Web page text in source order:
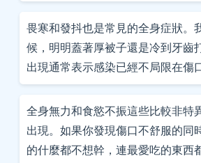
畏寒和發抖也是常見的全身症狀。
候，明明蓋著厚被子還是冷到牙齒
出現通常表示感染已經不局限在傷
全身無力和食慾不振這些比較非特
出現。如果你發現傷口不舒服的同
的什麼都不想幹，連最愛吃的東西